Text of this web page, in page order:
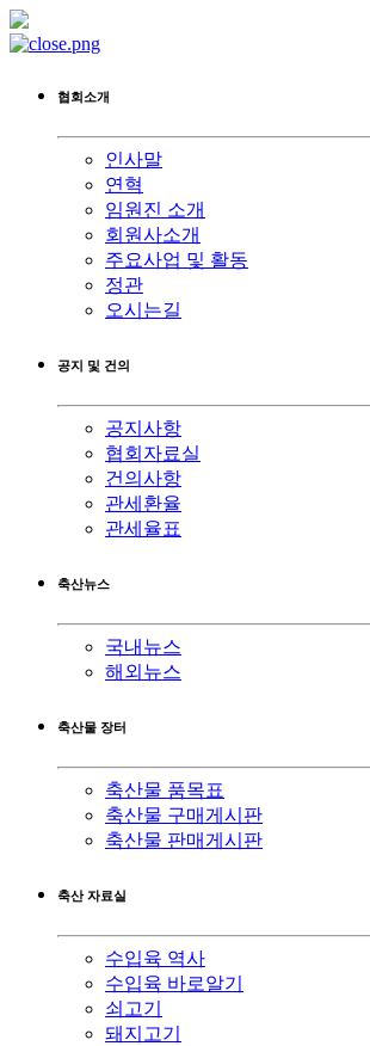
협회소개
인사말
연혁
임원진 소개
회원사소개
주요사업 및 활동
정관
오시는길
공지 및 건의
공지사항
협회자료실
건의사항
관세환율
관세율표
축산뉴스
국내뉴스
해외뉴스
축산물 장터
축산물 품목표
축산물 구매게시판
축산물 판매게시판
축산 자료실
수입육 역사
수입육 바로알기
쇠고기
돼지고기